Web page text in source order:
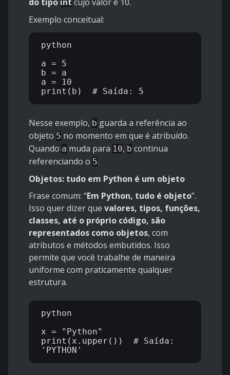
Exemplo conceitual:
python
a = 5
b = a
a = 10
Nesse exemplo, b guarda a referência ao
objeto 5 no momento em que é atribuído.
Quando a muda para 10, b continua
referenciando o 5.
Objetos: tudo em Python é um objeto
Frase comum: “Em Python, tudo é objeto”.
Isso quer dizer que valores, tipos, funções,
classes, até o próprio código, são
representados como objetos, com
atributos e métodos embutidos. Isso
permite que você trabalhe de maneira
uniforme com praticamente qualquer
estrutura.
python
x = "Python"
print(x.upper())  # Saída: